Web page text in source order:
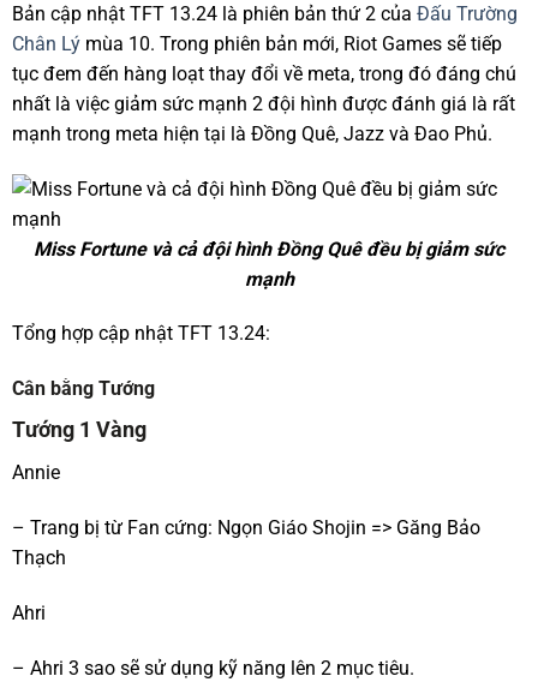
Bản cập nhật TFT 13.24 là phiên bản thứ 2 của Đấu Trường
Chân Lý mùa 10. Trong phiên bản mới, Riot Games sẽ tiếp
tục đem đến hàng loạt thay đổi về meta, trong đó đáng chú
nhất là việc giảm sức mạnh 2 đội hình được đánh giá là rất
mạnh trong meta hiện tại là Đồng Quê, Jazz và Đao Phủ.
Miss Fortune và cả đội hình Đồng Quê đều bị giảm sức
mạnh
Tổng hợp cập nhật TFT 13.24:
Cân bằng Tướng
Tướng 1 Vàng
Annie
– Trang bị từ Fan cứng: Ngọn Giáo Shojin => Găng Bảo
Thạch
Ahri
– Ahri 3 sao sẽ sử dụng kỹ năng lên 2 mục tiêu.